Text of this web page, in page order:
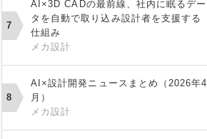
AI×3D CADの最前線、社内に眠るデー
タを自動で取り込み設計者を支援する
仕組み
メカ設計
AI×設計開発ニュースまとめ（2026年4
月）
メカ設計